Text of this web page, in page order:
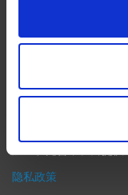
在航空航天、汽车、
（加工时间仅占其他
精度。事实上，我们
隐私政策